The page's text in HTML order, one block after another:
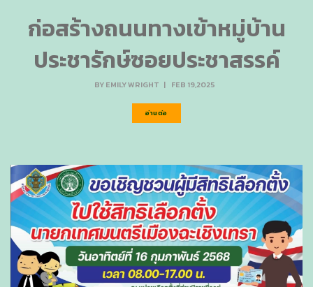
ก่อสร้างถนนทางเข้าหมู่บ้าน
ประชารักษ์ซอยประชาสรรค์
BYEMILY WRIGHT | FEB 19,2025
อ่านต่อ